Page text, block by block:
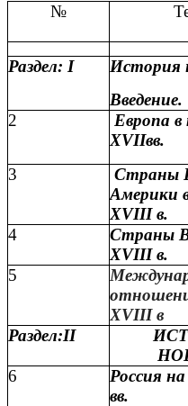
№
Раздел: I
История
Введение.
2
Европа в
XVIIвв.
3
Страны
Америки
XVIII в.
4
Страны
XVIII в.
5
XVIII в
Раздел:II
6
Россия
вв.